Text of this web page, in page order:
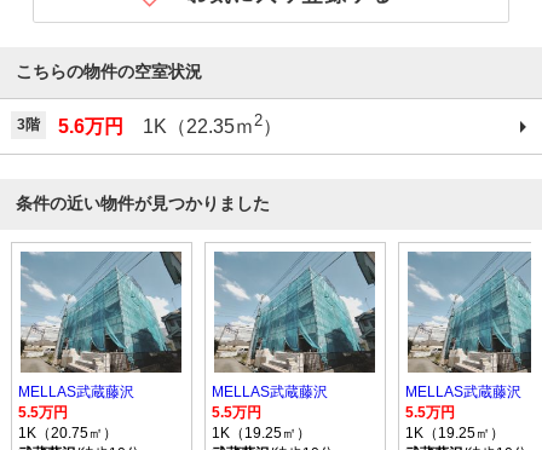
こちらの物件の空室状況
3階 5.6万円 1K（22.35ｍ2）
条件の近い物件が見つかりました
MELLAS武蔵藤沢
5.5万円
1K（20.75㎡）
MELLAS武蔵藤沢
5.5万円
1K（19.25㎡）
MELLAS武蔵藤沢
5.5万円
1K（19.25㎡）